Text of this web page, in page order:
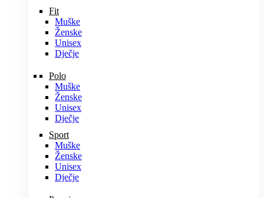
Fit
Muške
Ženske
Unisex
Dječje
Polo
Muške
Ženske
Unisex
Dječje
Sport
Muške
Ženske
Unisex
Dječje